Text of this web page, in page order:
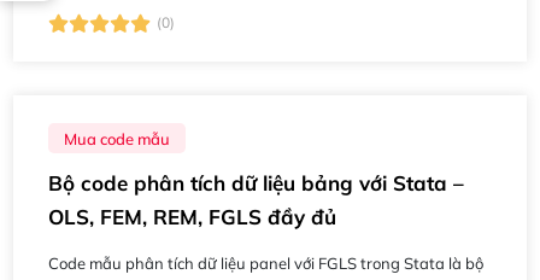
(0)
Mua code mẫu
Bộ code phân tích dữ liệu bảng với Stata –
OLS, FEM, REM, FGLS đầy đủ
Code mẫu phân tích dữ liệu panel với FGLS trong Stata là bộ